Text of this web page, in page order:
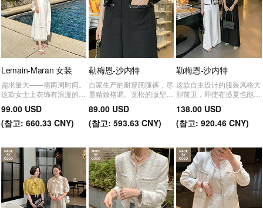
Lemain-Maran 女装
需求量大——需两周时间。
这款女士上衣饰有浪漫的丝
绸细节，单穿即可尽显优雅
气质。采用轻盈透气的棉混
纺面料，即使在盛夏也能保
99.00 USD
(참고: 660.33 CNY)
勒梅恩-沙内特
自家生产的耐穿阔腿裤，尽
显精致格调。宽松的版型让
你无需担心身材臃肿，更添
奢华细节♥
89.00 USD
(참고:593.63 CNY)
勒梅恩-沙内特
这款自主设计的服装风格大
胆前卫，即使在盛夏也能营
造出奢华的氛围。
138.00 USD
(참고:920.46 CNY)